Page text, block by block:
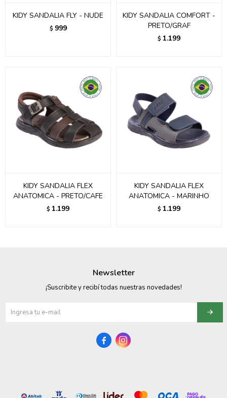
KIDY SANDALIA FLY - NUDE
$ 999
KIDY SANDALIA COMFORT -
PRETO/GRAF
$ 1.199
KIDY SANDALIA FLEX
ANATOMICA - PRETO/CAFE
$ 1.199
KIDY SANDALIA FLEX
ANATOMICA - MARINHO
$ 1.199
Newsletter
¡Suscribite y recibí todas nuestras novedades!
 